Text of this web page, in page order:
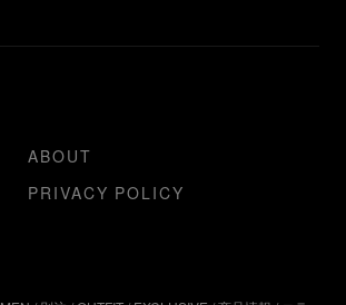
ABOUT
PRIVACY POLICY